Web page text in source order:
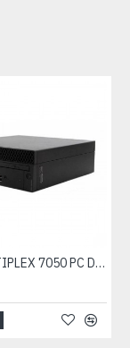
DELL OPTIPLEX 7050 PC DESKTOP SFF INTEL CORE I5 3.2GHZ RAM 8GB SSD256GB WIN 10 PRO-ricondizionato